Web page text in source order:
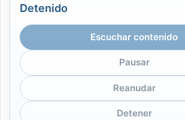
Detenido
Escuchar contenido
Pausar
Reanudar
Detener